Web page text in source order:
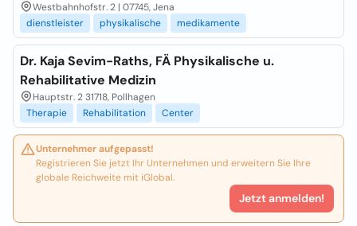
Westbahnhofstr. 2 | 07745, Jena
dienstleister
physikalische medikamente
Dr. Kaja Sevim-Raths, FÄ Physikalische u.
Rehabilitative Medizin
Hauptstr. 2 31718, Pollhagen
Therapie
Rehabilitation Center
Unternehmer aufgepasst!
Registrieren Sie jetzt Ihr Unternehmen und erweitern Sie Ihre
globale Reichweite mit iGlobal.
Jetzt anmelden!